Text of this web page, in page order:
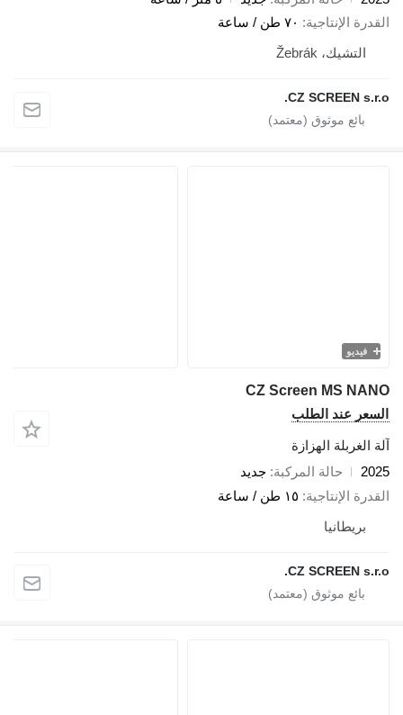
الإنتاجية ٧٠ طن / ساعة
التشيك، Žebrák
CZ SCREEN
فيديو
CZ Screen MS
عند الطلب
الغربلة الهزازة
حالة المركبة جديد
الإنتاجية ١٥ طن / ساعة
بريطانيا
CZ SCREEN